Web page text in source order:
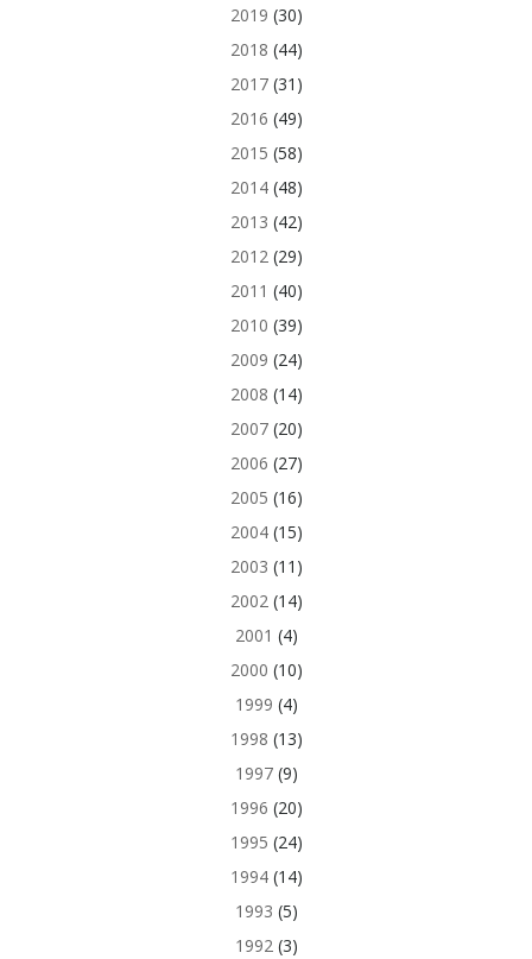
2019 (30)
2018 (44)
2017(31)
2016 (49)
2015 (58)
2014(48)
2013 (42)
2012(29)
2011 (40)
2010 (39)
2009 (24)
2008 (14)
2007(20)
2006 (27)
2005 (16)
2004(15)
2003 (11)
2002(14)
2001 (4)
2000 (10)
1999 (4)
1998 (13)
1997(9)
1996 (20)
1995 (24)
1994(14)
1993 (5)
1992(3)